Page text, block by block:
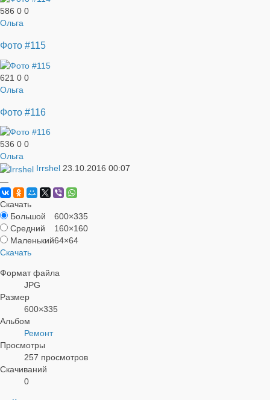
586 0 0
Ольга
Фото #115
621 0 0
Ольга
Фото #116
536 0 0
Ольга
Irrshel 23.10.2016 00:07
—
Скачать
Большой
600×335
Средний
160×160
Маленький64×64
Скачать
Формат файла
JPG
Размер
600×335
Альбом
Ремонт
Просмотры
257 просмотров
Скачиваний
0